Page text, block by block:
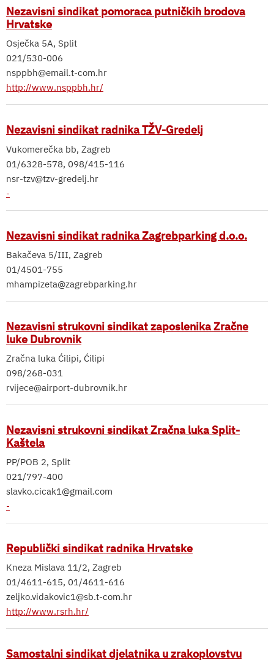
Nezavisni sindikat pomoraca putničkih brodova
Hrvatske
Osječka 5A, Split
021/530-006
nsppbh@email.t-com.hr
http://www.nsppbh.hr/
Nezavisni sindikat radnika TŽV-Gredelj
Vukomerečka bb, Zagreb
01/6328-578, 098/415-116
nsr-tzv@tzv-gredelj.hr
-
Nezavisni sindikat radnika Zagrebparking d.o.o.
Bakačeva 5/III, Zagreb
01/4501-755
mhampizeta@zagrebparking.hr
Nezavisni strukovni sindikat zaposlenika Zračne
luke Dubrovnik
Zračna luka Ćilipi, Ćilipi
098/268-031
rvijece@airport-dubrovnik.hr
Nezavisni strukovni sindikat Zračna luka Split-
Kaštela
PP/POB 2, Split
021/797-400
slavko.cicak1@gmail.com
-
Republički sindikat radnika Hrvatske
Kneza Mislava 11/2, Zagreb
01/4611-615, 01/4611-616
zeljko.vidakovic1@sb.t-com.hr
http://www.rsrh.hr/
Samostalni sindikat djelatnika u zrakoplovstvu